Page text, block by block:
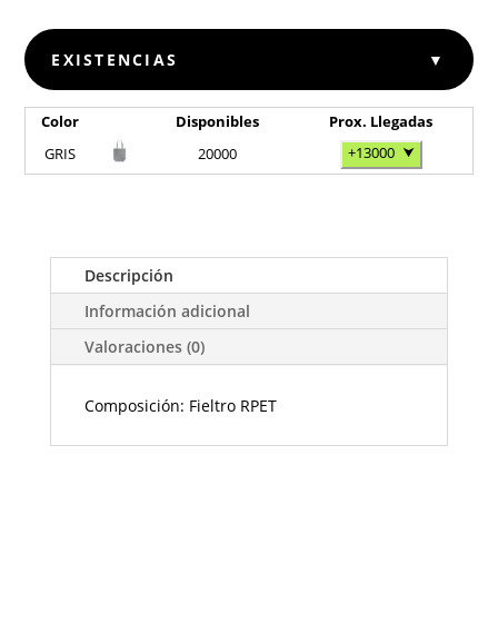
EXISTENCIAS ▼
Color Disponibles
Prox. Llegadas
GRIS
20000 +13000 ⮟
Descripción
Información adicional
Valoraciones (0)
Composición: Fieltro RPET